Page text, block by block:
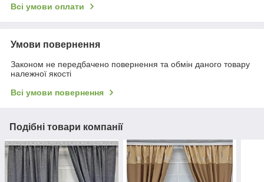
Всі умови оплати
Умови повернення
Законом не передбачено повернення та обмін даного товару
належної якості
Всі умови повернення
Подібні товари компанії